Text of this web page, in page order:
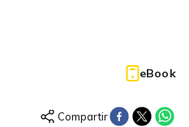
eBook